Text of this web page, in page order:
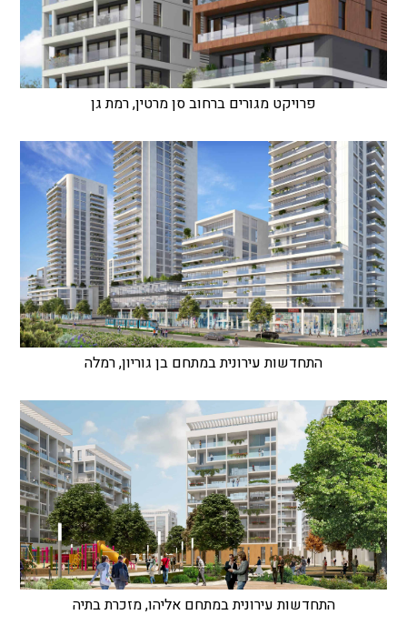
פרויקט מגורים ברחוב סן מרטין, רמת גן
התחדשות עירונית במתחם בן גוריון, רמלה
התחדשות עירונית במתחם אליהו, מזכרת בתיה